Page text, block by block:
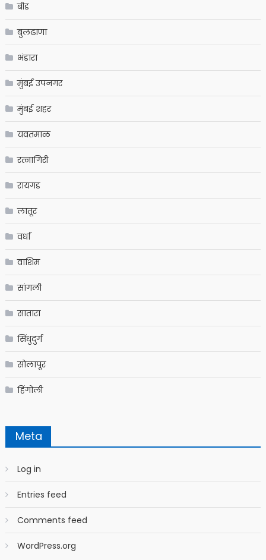
बीड
बुलढाणा
भंडारा
मुंबई उपनगर
मुंबई शहर
यवतमाळ
रत्नागिरी
रायगड
लातूर
वर्धा
वाशिम
सांगली
सातारा
सिंधुदुर्ग
सोलापूर
हिंगोली
Meta
Log in
Entries feed
Comments feed
WordPress.org